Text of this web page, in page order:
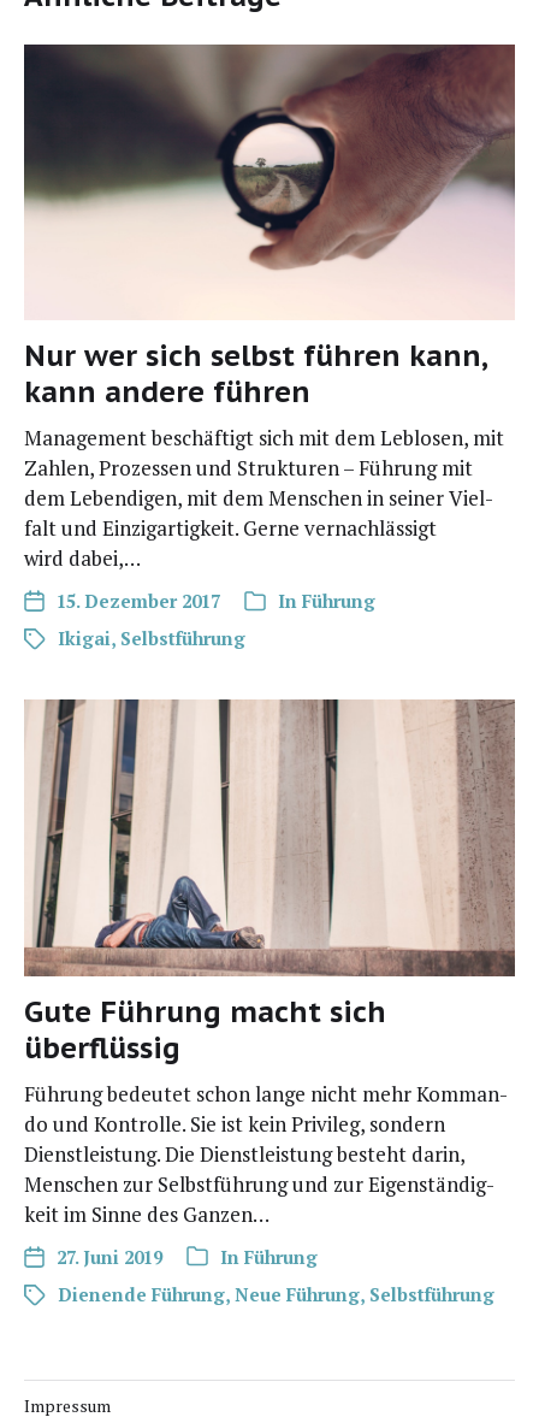
Nur wer sich selbst führen kann,
kann andere führen
Manage­ment beschäf­tigt sich mit dem Leb­lo­sen, mit
Zah­len, Pro­zes­sen und Struk­tu­ren – Füh­rung mit
dem Leben­di­gen, mit dem Men­schen in sei­ner Viel­
falt und Ein­zig­ar­tig­keit. Ger­ne ver­nach­läs­sigt
wird dabei,…
15. Dezember 2017 In Führung
Ikigai, Selbstführung
Gute Führung macht sich
überflüssig
Füh­rung bedeu­tet schon lan­ge nicht mehr Kom­man­
do und Kon­trol­le. Sie ist kein Pri­vi­leg, son­dern
Dienst­leis­tung. Die Dienst­leis­tung besteht dar­in,
Men­schen zur Selbst­füh­rung und zur Eigen­stän­dig­
keit im Sin­ne des Ganzen…
27. Juni 2019 In Führung
Dienende Führung, Neue Führung, Selbstführung
Impressum